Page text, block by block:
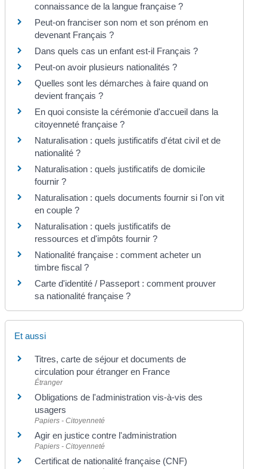
connaissance de la langue française ?
Peut-on franciser son nom et son prénom en
devenant Français ?
Dans quels cas un enfant est-il Français ?
Peut-on avoir plusieurs nationalités ?
Quelles sont les démarches à faire quand on
devient français ?
En quoi consiste la cérémonie d'accueil dans la
citoyenneté française ?
Naturalisation : quels justificatifs d'état civil et de
nationalité ?
Naturalisation : quels justificatifs de domicile
fournir ?
Naturalisation : quels documents fournir si l'on vit
en couple ?
Naturalisation : quels justificatifs de
ressources et d'impôts fournir ?
Nationalité française : comment acheter un
timbre fiscal ?
Carte d'identité / Passeport : comment prouver
sa nationalité française ?
Et aussi
Titres, carte de séjour et documents de
circulation pour étranger en France
Étranger
Obligations de l'administration vis-à-vis des
usagers
Papiers - Citoyenneté
Agir en justice contre l'administration
Papiers - Citoyenneté
Certificat de nationalité française (CNF)